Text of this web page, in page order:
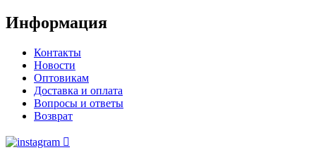
Информация
Контакты
Новости
Оптовикам
Доставка и оплата
Вопросы и ответы
Возврат